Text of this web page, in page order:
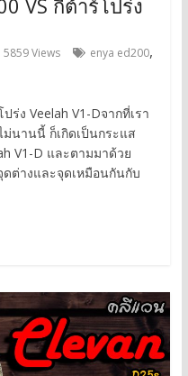
VS กีต้าร์โปร่ง
5859 Views enya ed200,
ร่ง Veelah V1-Dจากที่เรา
ม่นานนี้ ก็เกิดเป็นกระแส
V1-D และตามมาด้วย
ดต่างและจุดเหมือนกันกับ